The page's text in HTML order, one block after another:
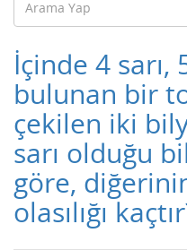
İçinde 4
bulunan bir
çekilen iki
sarı olduğu
göre,
olasılığı